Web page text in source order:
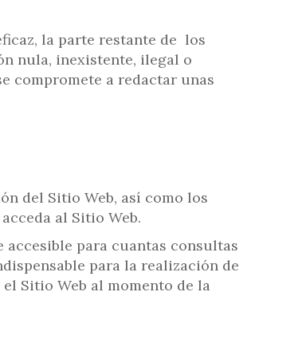
la parte restante de los
nula, inexistente, ilegal o
compromete a redactar unas
del Sitio Web, así como los
al Sitio Web.
para cuantas consultas
para la realización de
Sitio Web al momento de la